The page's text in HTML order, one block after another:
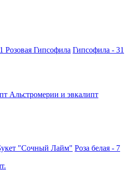
Розовая Гипсофила Гипсофила - 31
Альстромерии и эвкалипт
"Сочный Лайм" Роза белая - 7